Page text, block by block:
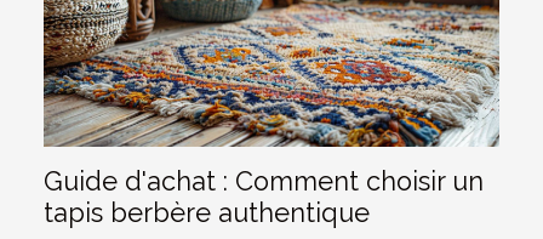
Guide d'achat : Comment choisir un
tapis berbère authentique